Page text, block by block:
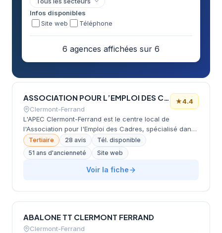
Infos disponibles
Site web
Téléphone
6 agences affichées sur 6
ASSOCIATION POUR L’EMPLOI DES CADRES (APEC)
Clermont-Ferrand
★4.4
L'APEC Clermont-Ferrand est le centre local de
l'Association pour l'Emploi des Cadres, spécialisé dans
le recrutement et l'accompagnement professionnel des
cadres en Auvergne. Son équipe de 10 experts propose
des services dédiés aux entreprises, cadres en
recherche d'emploi, et jeunes diplômés (Bac+3 et plus),
négociation salariale.
Tertiaire 28 avis
Tél. disponible
51 ans d'ancienneté
Site web
Voir la fiche
ABALONE TT CLERMONT FERRAND
Clermont-Ferrand